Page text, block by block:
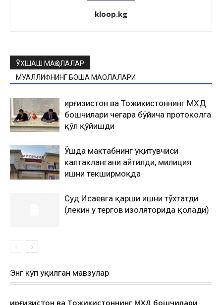
kloop.kg
ЎХШАШ МАҚОЛАЛАР
МУАЛЛИФНИНГ БОШҚА МАҚОЛАЛАРИ
Қирғизистон ва Тожикистоннинг МХДҚ
бошчилари чегара бўйича протоколга
қўл қўйишди
Ўшда мактабнинг ўқитувчиси
калтаклангани айтилди, милиция
ишни текширмоқда
Суд Исаевга қарши ишни тўхтатди
(лекин у тергов изоляторида қолади)
Энг кўп ўқилган мавзулар
Қирғизистон ва Тожикистоннинг МХДҚ бошчилари